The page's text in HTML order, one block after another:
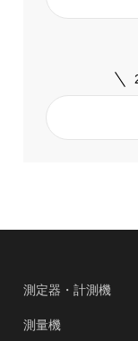
測定器・計測機
測量機